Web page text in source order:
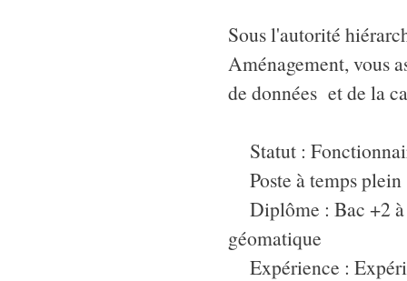
Sous l'autorité
Aménagement, vous
de données et de la
Statut :
Poste à temps plein
Diplôme : Bac +2 à
géomatique
Expérience :